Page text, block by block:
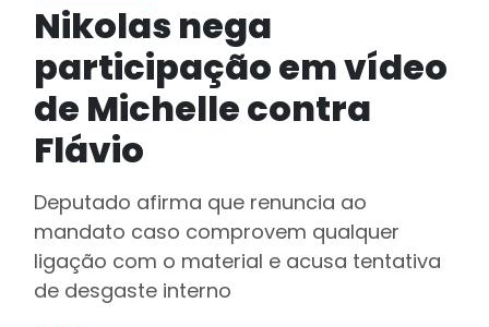
Nikolas nega
participação em vídeo
de Michelle contra
Flávio
Deputado afirma que renuncia ao
mandato caso comprovem qualquer
ligação com o material e acusa tentativa
de desgaste interno